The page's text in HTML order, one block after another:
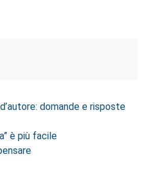
domande e risposte
è più facile